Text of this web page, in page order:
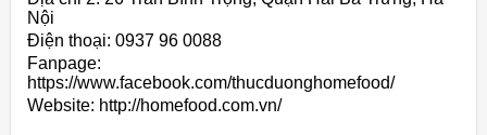
Nội
Điện thoại: 0937 96 0088
Fanpage:
https://www.facebook.com/thucduonghomefood/
Website: http://homefood.com.vn/